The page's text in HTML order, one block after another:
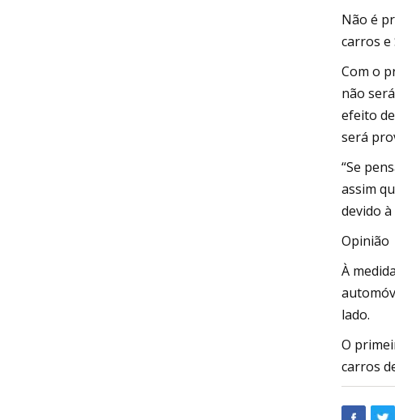
Não é
carros e
Com o
não
efeito
será
“Se
assim
devido
Opinião
À
lado.
O
carros